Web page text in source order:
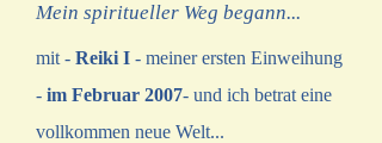
Mein spiritueller Weg begann...
mit - Reiki I - meiner ersten Einweihung
- im Februar 2007- und ich betrat eine
vollkommen neue Welt...